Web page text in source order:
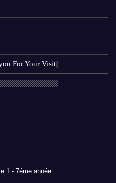
For Your Visit
1 - 7éme année